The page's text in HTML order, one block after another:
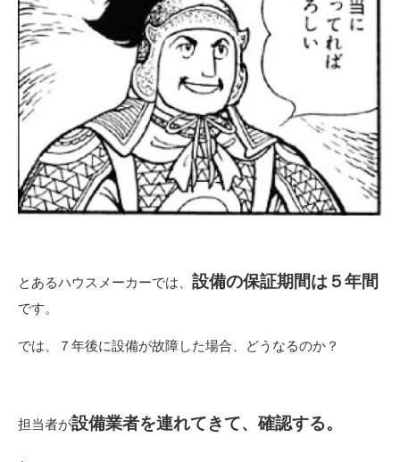
とあるハウスメーカーでは、 設備の保証期間は５年間
です。
では、７年後に設備が故障した場合、どうなるのか？
担当者が設備業者を連れてきて、確認する。